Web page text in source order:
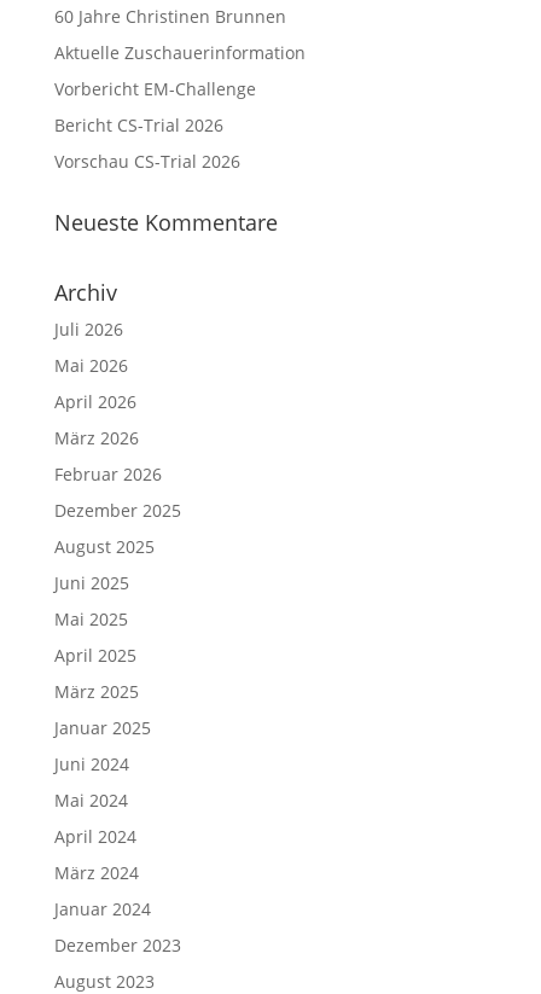
60 Jahre Christinen Brunnen
Aktuelle Zuschauerinformation
Vorbericht EM-Challenge
Bericht CS-Trial 2026
Vorschau CS-Trial 2026
Neueste Kommentare
Archiv
Juli 2026
Mai 2026
April 2026
März 2026
Februar 2026
Dezember 2025
August 2025
Juni 2025
Mai 2025
April 2025
März 2025
Januar 2025
Juni 2024
Mai 2024
April 2024
März 2024
Januar 2024
Dezember 2023
August 2023